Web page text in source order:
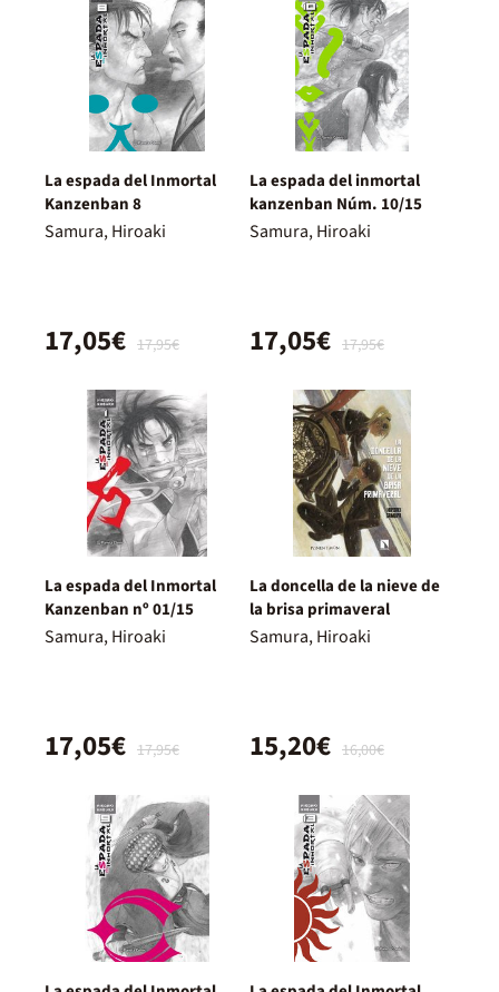
La espada del Inmortal
Kanzenban 8
Samura, Hiroaki
17,95€
17,05€
La espada del inmortal
kanzenban Núm. 10/15
Samura, Hiroaki
17,95€
17,05€
La espada del Inmortal
Kanzenban nº 01/15
Samura, Hiroaki
17,95€
17,05€
La doncella de la nieve de
la brisa primaveral
Samura, Hiroaki
16,00€
15,20€